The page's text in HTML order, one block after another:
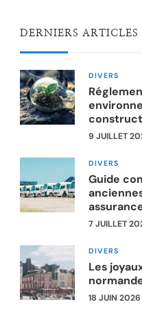
DERNIERS ARTICLES
DIVERS
9 JUILLET
DIVERS
Guide
7 JUILLET
DIVERS
Les
18 JUIN 2026